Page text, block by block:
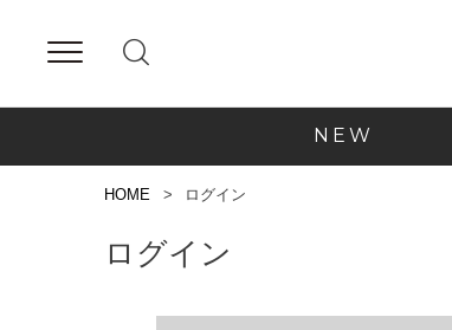
NEW
HOME ログイン
ログイン